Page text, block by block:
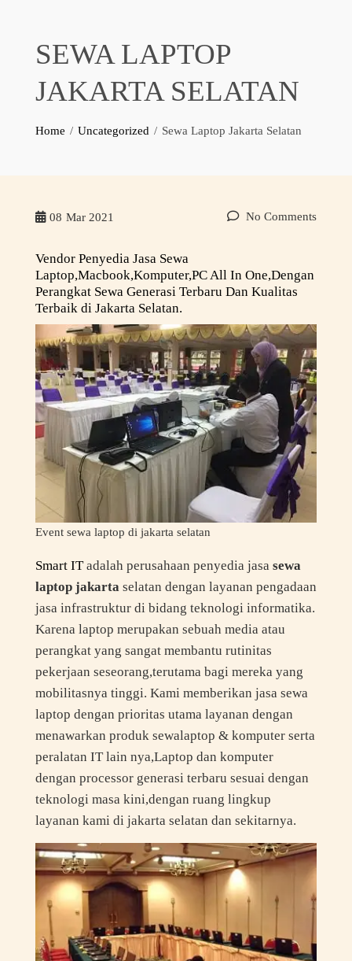
SEWA LAPTOP
JAKARTA SELATAN
Home Uncategorized Sewa Laptop Jakarta Selatan
08 Mar 2021 No Comments
Vendor Penyedia Jasa Sewa
Laptop,Macbook,Komputer,PC All In One,Dengan
Perangkat Sewa Generasi Terbaru Dan Kualitas
Terbaik di Jakarta Selatan.
Event sewa laptop di jakarta selatan
Smart ITadalah perusahaan penyedia jasa sewa
laptop jakartaselatan dengan layanan pengadaan
jasa infrastruktur di bidang teknologi informatika.
Karena laptop merupakan sebuah media atau
perangkat yang sangat membantu rutinitas
pekerjaan seseorang,terutama bagi mereka yang
mobilitasnya tinggi. Kami memberikan jasa sewa
laptop dengan prioritas utama layanan dengan
menawarkan produk sewalaptop & komputer serta
peralatan IT lain nya,Laptop dan komputer
dengan processor generasi terbaru sesuai dengan
teknologi masa kini,dengan ruang lingkup
layanan kami di jakarta selatan dan sekitarnya.